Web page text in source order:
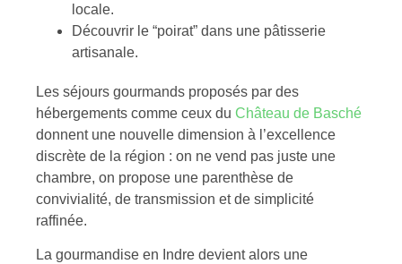
locale.
Découvrir le “poirat” dans une pâtisserie
artisanale.
Les séjours gourmands proposés par des
hébergements comme ceux du Château de Basché
donnent une nouvelle dimension à l’excellence
discrète de la région : on ne vend pas juste une
chambre, on propose une parenthèse de
convivialité, de transmission et de simplicité
raffinée.
La gourmandise en Indre devient alors une